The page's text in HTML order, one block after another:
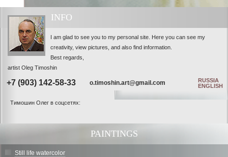
INFO
I am glad to see you to my personal site. Here you can see my
creativity, view pictures, and also find information.
Best regards,
artist Oleg Timoshin
+7 (903) 142-58-33
RUSSIA
ENGLISH
o.timoshin.art@gmail.com
Тимошин Олег в соцсетях:
PAINTINGS
Still life watercolor